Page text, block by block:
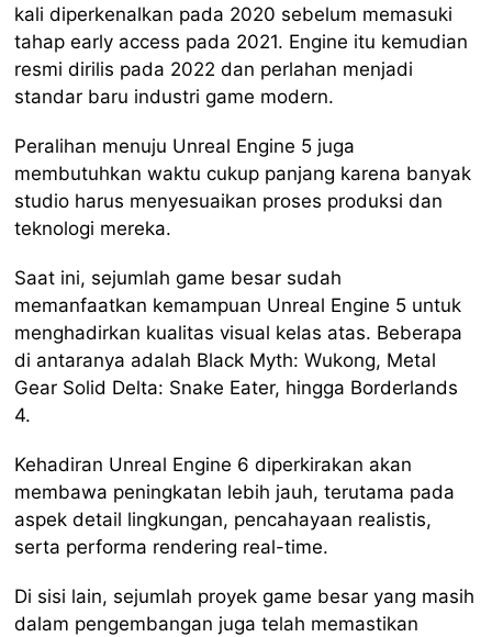
kali diperkenalkan pada 2020 sebelum memasuki
tahap early access pada 2021. Engine itu kemudian
resmi dirilis pada 2022 dan perlahan menjadi
standar baru industri game modern.
Peralihan menuju Unreal Engine 5 juga
membutuhkan waktu cukup panjang karena banyak
studio harus menyesuaikan proses produksi dan
teknologi mereka.
Saat ini, sejumlah game besar sudah
memanfaatkan kemampuan Unreal Engine 5 untuk
menghadirkan kualitas visual kelas atas. Beberapa
di antaranya adalah Black Myth: Wukong, Metal
Gear Solid Delta: Snake Eater, hingga Borderlands
4.
Kehadiran Unreal Engine 6 diperkirakan akan
membawa peningkatan lebih jauh, terutama pada
aspek detail lingkungan, pencahayaan realistis,
serta performa rendering real-time.
Di sisi lain, sejumlah proyek game besar yang masih
dalam pengembangan juga telah memastikan